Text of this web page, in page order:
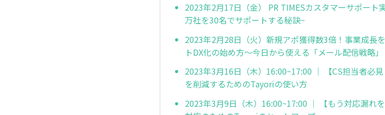
2023年2月17日（金） PR TIMESカスタマーサポート
万社を30名でサポートする秘訣~
2023年2月28日（火）新規アポ獲得数3倍！事業成長
トDX化の始め方～今日から使える「メール配信戦略
2023年3月16日（木）16:00~17:00 ｜ 【CS担当者必
を削減するためのTayoriの使い方
2023年3月9日（木）16:00~17:00 ｜ 【もう対応漏れ